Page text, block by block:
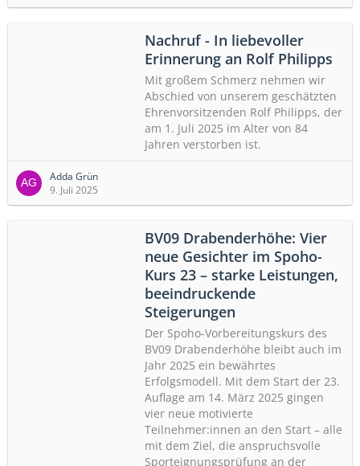
Nachruf - In liebevoller
Erinnerung an Rolf Philipps
Mit großem Schmerz nehmen wir
Abschied von unserem geschätzten
Ehrenvorsitzenden Rolf Philipps, der
am 1. Juli 2025 im Alter von 84
Jahren verstorben ist.
Adda Grün
9. Juli 2025
BV09 Drabenderhöhe: Vier
neue Gesichter im Spoho-
Kurs 23 – starke Leistungen,
beeindruckende
Steigerungen
Der Spoho-Vorbereitungskurs des
BV09 Drabenderhöhe bleibt auch im
Jahr 2025 ein bewährtes
Erfolgsmodell. Mit dem Start der 23.
Auflage am 14. März 2025 gingen
vier neue motivierte
Teilnehmer:innen an den Start – alle
mit dem Ziel, die anspruchsvolle
Sporteignungsprüfung an der